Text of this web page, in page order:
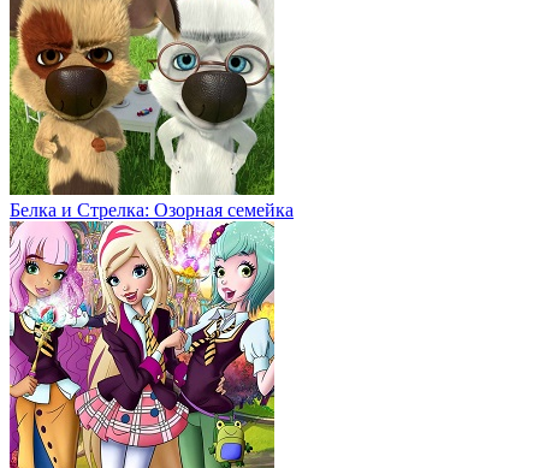
Белка и Стрелка: Озорная семейка